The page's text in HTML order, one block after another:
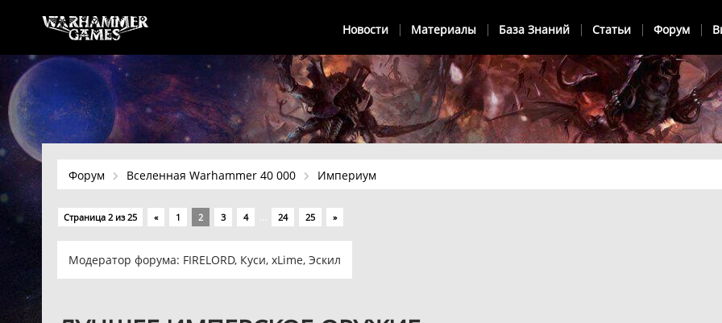
Новости Материалы База Знаний Статьи Форум
Форум Вселенная Warhammer 40 000 Империум
Страница 2из25 « 1 2 3 4 24 25 »
Модератор форума: FIRELORD, Куси, xLime, Эскил